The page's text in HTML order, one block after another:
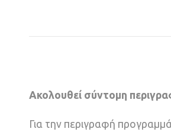
Ακολουθεί σύντομη
Για την περιγραφή